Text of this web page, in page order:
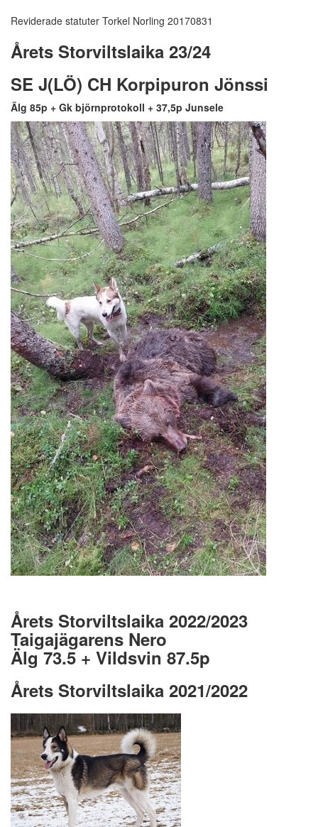
Reviderade statuter Torkel Norling 20170831
Årets Storviltslaika 23/24
SE J(LÖ) CH Korpipuron Jönssi
Älg 85p + Gk björnprotokoll + 37,5p Junsele
Årets Storviltslaika 2022/2023
Taigajägarens Nero
Älg 73.5 + Vildsvin 87.5p
Årets Storviltslaika 2021/2022